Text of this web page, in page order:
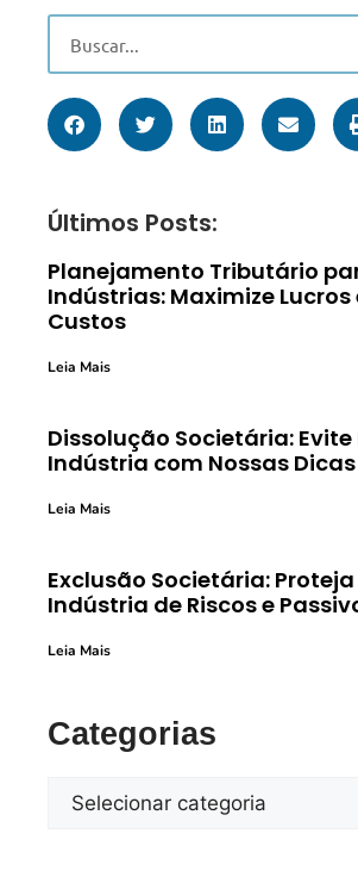
Últimos Posts:
Planejamento Tributário
Indústrias: Maximize Lucros
Custos
Leia Mais
Dissolução Societária: Evite
Indústria com Nossas Dicas
Leia Mais
Exclusão Societária: Proteja
Indústria de Riscos e
Leia Mais
Categorias